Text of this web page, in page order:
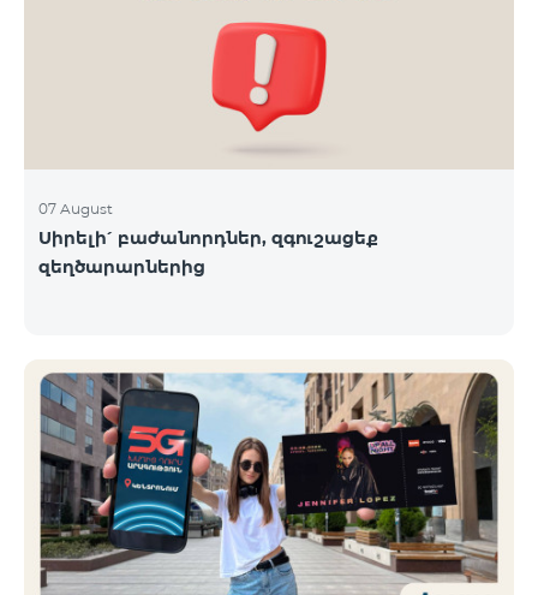
07 August
Սիրելի՛ բաժանորդներ, զգուշացեք
զեղծարարներից